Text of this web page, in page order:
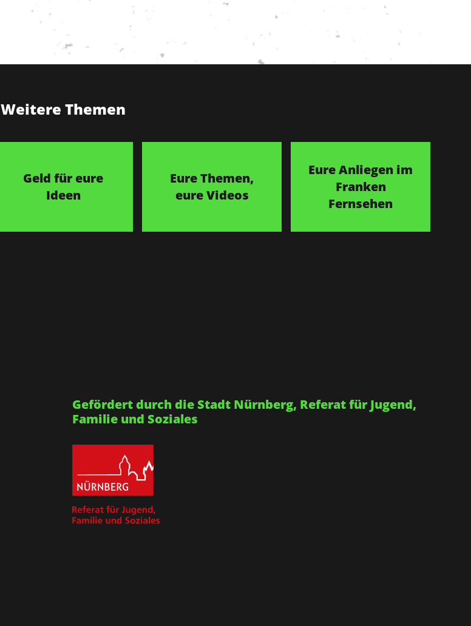
Weitere Themen
Geld für eure
Ideen
Eure Themen,
eure Videos
Eure Anliegen im
Franken
Fernsehen
Gefördert durch die Stadt Nürnberg, Referat für Jugend,
Familie und Soziales